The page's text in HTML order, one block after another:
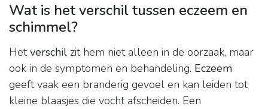
Wat is het verschil tussen eczeem en
schimmel?
Hetverschil zit hem niet alleen in de oorzaak, maar
ook in de symptomen en behandeling. Eczeem
geeft vaak een branderig gevoel en kan leiden tot
kleine blaasjes die vocht afscheiden. Een